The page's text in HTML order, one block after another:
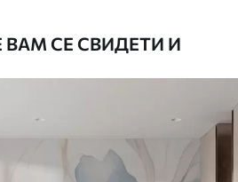
СЕ СВИДЕТИ И